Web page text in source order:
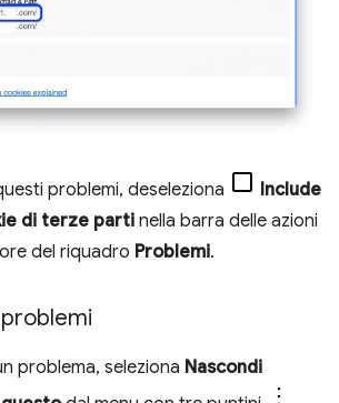
problemi, deseleziona
Include
di terze parti nella barra delle azioni
del riquadro Problemi.
problema, seleziona Nascondi